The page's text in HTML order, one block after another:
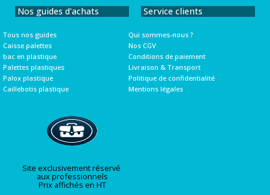
Nos guides d'achats
Tous nos guides
Caisse palettes
bac en plastique
Palettes plastiques
Palox plastique
Caillebotis plastique
Service clients
Qui sommes-nous ?
Nos CGV
Conditions de paiement
Livraison & Transport
Politique de confidentialité
Mentions légales
Site exclusivement réservé
aux professionnels
Prix affichés en HT